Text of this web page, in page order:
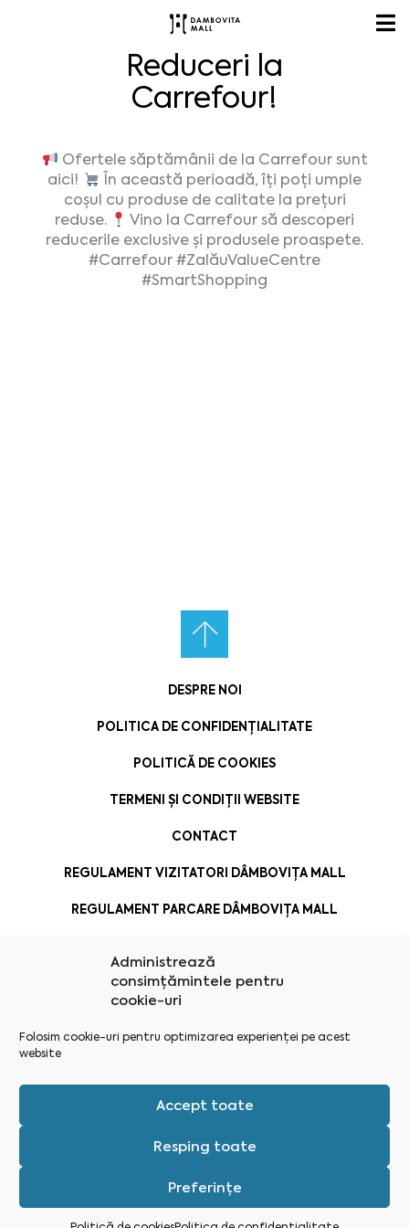
Administrează
consimțămintele pentru
cookie-uri
Folosim cookie-uri pentru optimizarea experienței pe acest
website
Accept toate
Resping toate
Preferințe
Reduceri la
Carrefour!
Ofertele săptămânii de la Carrefour sunt
aici!
În această perioadă, îți poți umple
coșul cu produse de calitate la prețuri
reduse.
Vino la Carrefour să descoperi
reducerile exclusive și produsele proaspete.
#Carrefour#ZalăuValueCentre
#SmartShopping
DESPRE NOI
POLITICA DE CONFIDENȚIALITATE
POLITICĂ DE COOKIES
TERMENI ȘI CONDIȚII WEBSITE
CONTACT
REGULAMENT VIZITATORI DÂMBOVIȚA MALL
REGULAMENT PARCARE DÂMBOVIȚA MALL